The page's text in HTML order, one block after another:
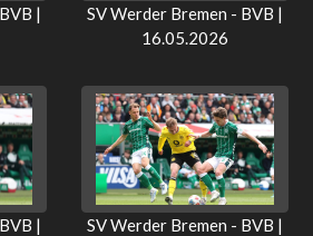
|
SV Werder Bremen - BVB |
16.05.2026
|
SV Werder Bremen - BVB |